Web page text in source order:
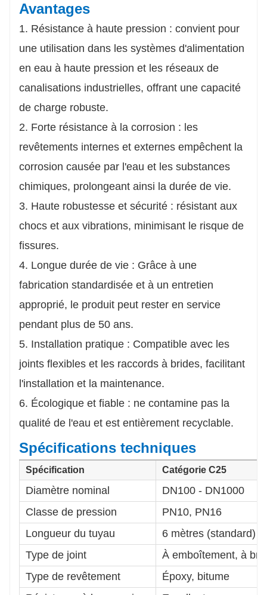
Avantages
1. Résistance à haute pression : convient pour
une utilisation dans les systèmes d'alimentation
en eau à haute pression et les réseaux de
canalisations industrielles, offrant une capacité
de charge robuste.
2. Forte résistance à la corrosion : les
revêtements internes et externes empêchent la
corrosion causée par l'eau et les substances
chimiques, prolongeant ainsi la durée de vie.
3. Haute robustesse et sécurité : résistant aux
chocs et aux vibrations, minimisant le risque de
fissures.
4. Longue durée de vie : Grâce à une
fabrication standardisée et à un entretien
approprié, le produit peut rester en service
pendant plus de 50 ans.
5. Installation pratique : Compatible avec les
joints flexibles et les raccords à brides, facilitant
l'installation et la maintenance.
6. Écologique et fiable : ne contamine pas la
qualité de l'eau et est entièrement recyclable.
Spécifications techniques
Spécification Catégorie C25
Diamètre nominal
DN100 - DN1000
Classe de pression
PN10, PN16
Longueur du tuyau
6 mètres (standard)
Type de joint
À emboîtement, à
Type de revêtement
Époxy, bitume